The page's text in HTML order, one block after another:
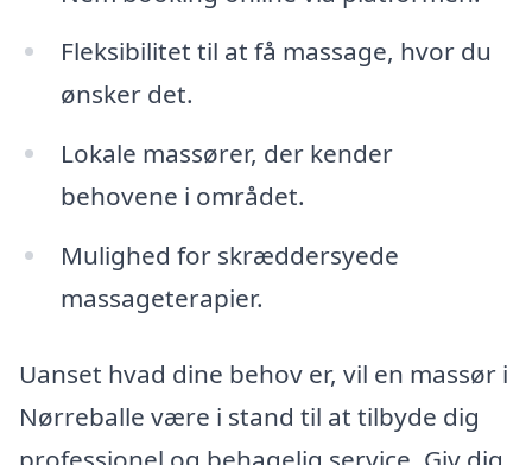
Fleksibilitet til at få massage, hvor du
ønsker det.
Lokale massører, der kender
behovene i området.
Mulighed for skræddersyede
massageterapier.
Uanset hvad dine behov er, vil en massør i
Nørreballe være i stand til at tilbyde dig